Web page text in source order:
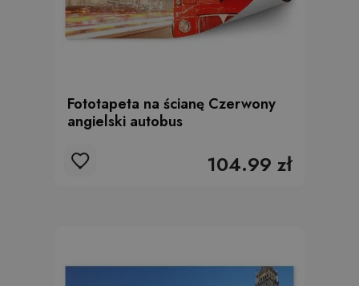
Fototapeta na ścianę Czerwony
angielski autobus
104.99 zł